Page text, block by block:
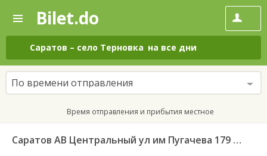
—
Поиск
и
покупка
билетов
на
автобус
онлайн
Bilet.do
Саратов – село Терновка на все дни
По времени отправления
Время отправления и прибытия местное
Саратов АВ Центральный ул им Пугачева 179 А — Старая Полтавка